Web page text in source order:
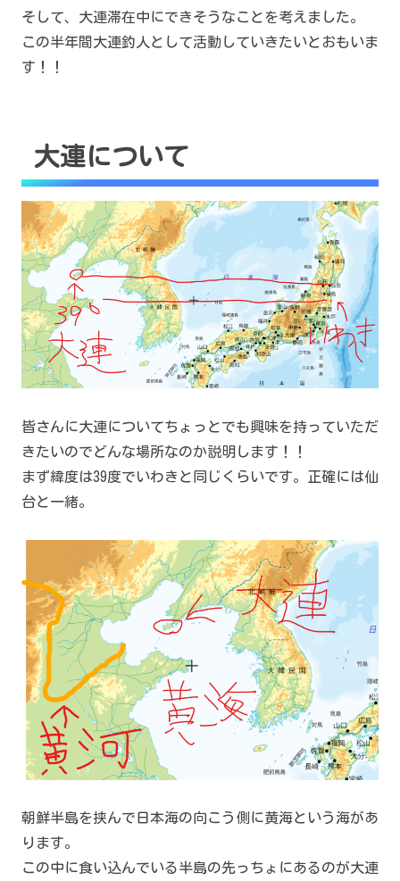
そして、大連滞在中にできそうなことを考えました。
この半年間大連釣人として活動していきたいとおもいま
す！！
大連について
皆さんに大連についてちょっとでも興味を持っていただ
きたいのでどんな場所なのか説明します！！
まず緯度は39度でいわきと同じくらいです。正確には仙
台と一緒。
朝鮮半島を挟んで日本海の向こう側に黄海という海があ
ります。
この中に食い込んでいる半島の先っちょにあるのが大連